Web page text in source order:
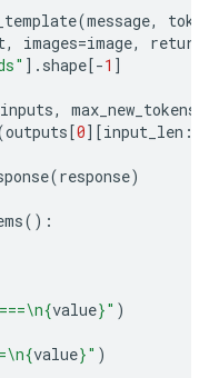
(message,
, images=image,
] . shape[-1 ]
inputs, max_new_tokens
outputs[0][input_len
(response)
():
\n{value}" )
\n{value}" )